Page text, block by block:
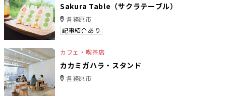
Sakura Table（サクラテーブル）
各務原市
記事紹介あり
カフェ・喫茶店
カカミガハラ・スタンド
各務原市